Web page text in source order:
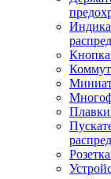
Кнопка